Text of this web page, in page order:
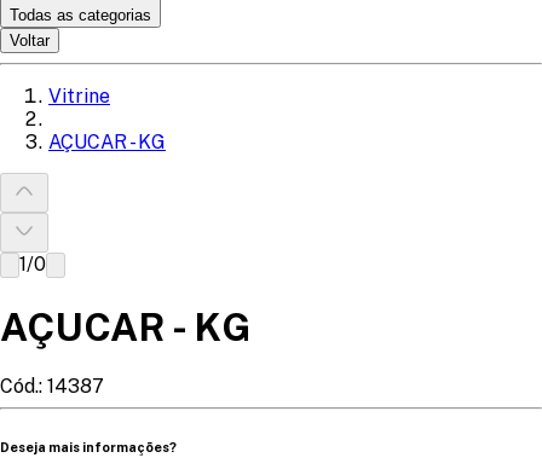
Todas as categorias
Voltar
Vitrine
AÇUCAR - KG
1/0
AÇUCAR - KG
Cód.: 14387
Deseja mais informações?